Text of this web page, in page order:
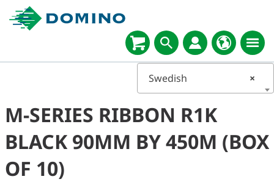
×
Swedish
M-SERIES RIBBON R1K
BLACK 90MM BY 450M (BOX
OF 10)